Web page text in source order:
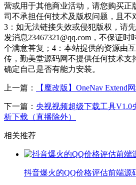
营或用于其他商业活动，请您购买正
司不承担任何技术及版权问题，且不
3：如无法链接失效或侵犯版权，请
发消息23467321@qq.com，不保证
个满意答复；4：本站提供的资源由
传，勤美堂源码网不提供任何技术支
确定自己是否有能力安装。
上一篇： 【魔改版】OneNav Extend
下一篇： 央视视频超级下载工具V1.0
析下载（直播除外）
相关推荐
抖音爆火的QQ价格评估前端源